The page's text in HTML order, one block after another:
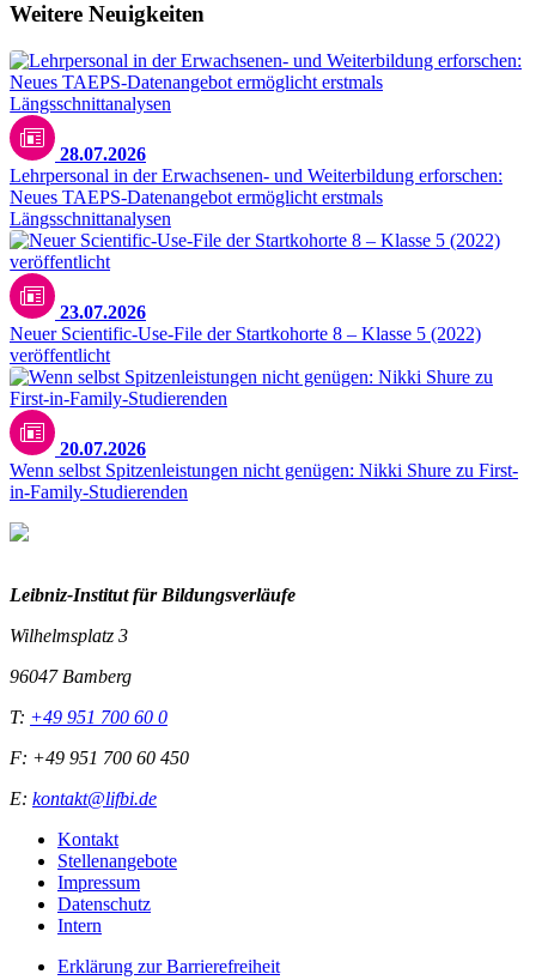
Weitere Neuigkeiten
28.07.2026
Lehrpersonal in der Erwachsenen- und Weiterbildung erforschen:
Neues TAEPS-Datenangebot ermöglicht erstmals
Längsschnittanalysen
23.07.2026
Neuer Scientific-Use-File der Startkohorte 8 – Klasse 5 (2022)
veröffentlicht
20.07.2026
Wenn selbst Spitzenleistungen nicht genügen: Nikki Shure zu First-
in-Family-Studierenden
Leibniz-Institut für Bildungsverläufe
Wilhelmsplatz 3
96047 Bamberg
T: +49 951 700 60 0
F: +49 951 700 60 450
E: kontakt@lifbi.de
Kontakt
Stellenangebote
Impressum
Datenschutz
Intern
Erklärung zur Barrierefreiheit